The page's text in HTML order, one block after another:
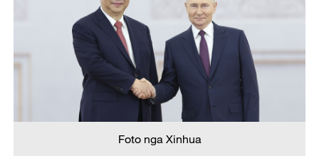
Foto nga Xinhua